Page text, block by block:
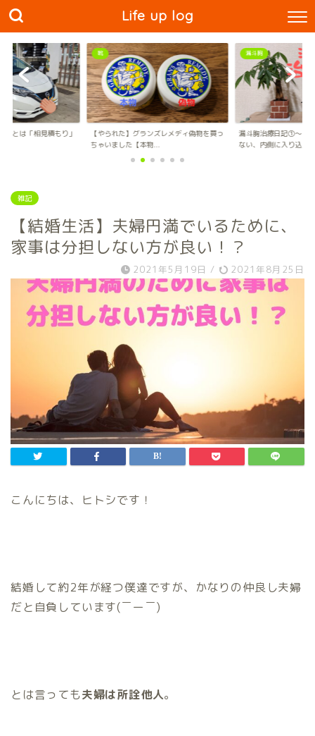
Life up log
ことは「相見積もり」
靴
【やられた】グランズレメディ偽物を買っ
ちゃいました【本物...
漏斗胸
漏斗胸治療日記①〜骨
ない、内側に入り込...
雑記
【結婚生活】夫婦円満でいるために、
家事は分担しない方が良い！？
2021年5月19日 / 2021年8月25日
こんにちは、ヒトシです！
結婚して約2年が経つ僕達ですが、かなりの仲良し夫婦
だと自負しています(￣ー￣)
とは言っても夫婦は所詮他人。